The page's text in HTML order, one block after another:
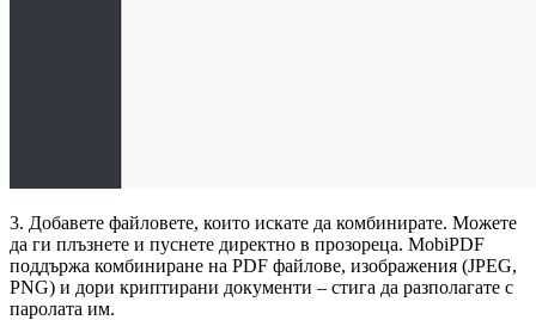
3. Добавете файловете, които искате да комбинирате. Можете
да ги плъзнете и пуснете директно в прозореца. MobiPDF
поддържа комбиниране на PDF файлове, изображения (JPEG,
PNG) и дори криптирани документи – стига да разполагате с
паролата им.